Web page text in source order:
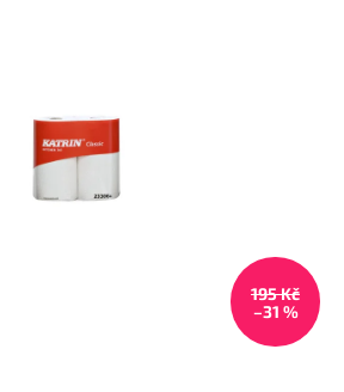
195 Kč
–31 %